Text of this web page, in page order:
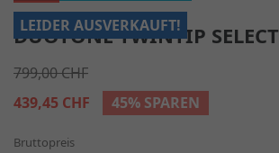
LEIDER AUSVERKAUFT!
DUOTONE TWINTIP SELECT
799,00 CHF
439,45 CHF
45% SPAREN
Bruttopreis